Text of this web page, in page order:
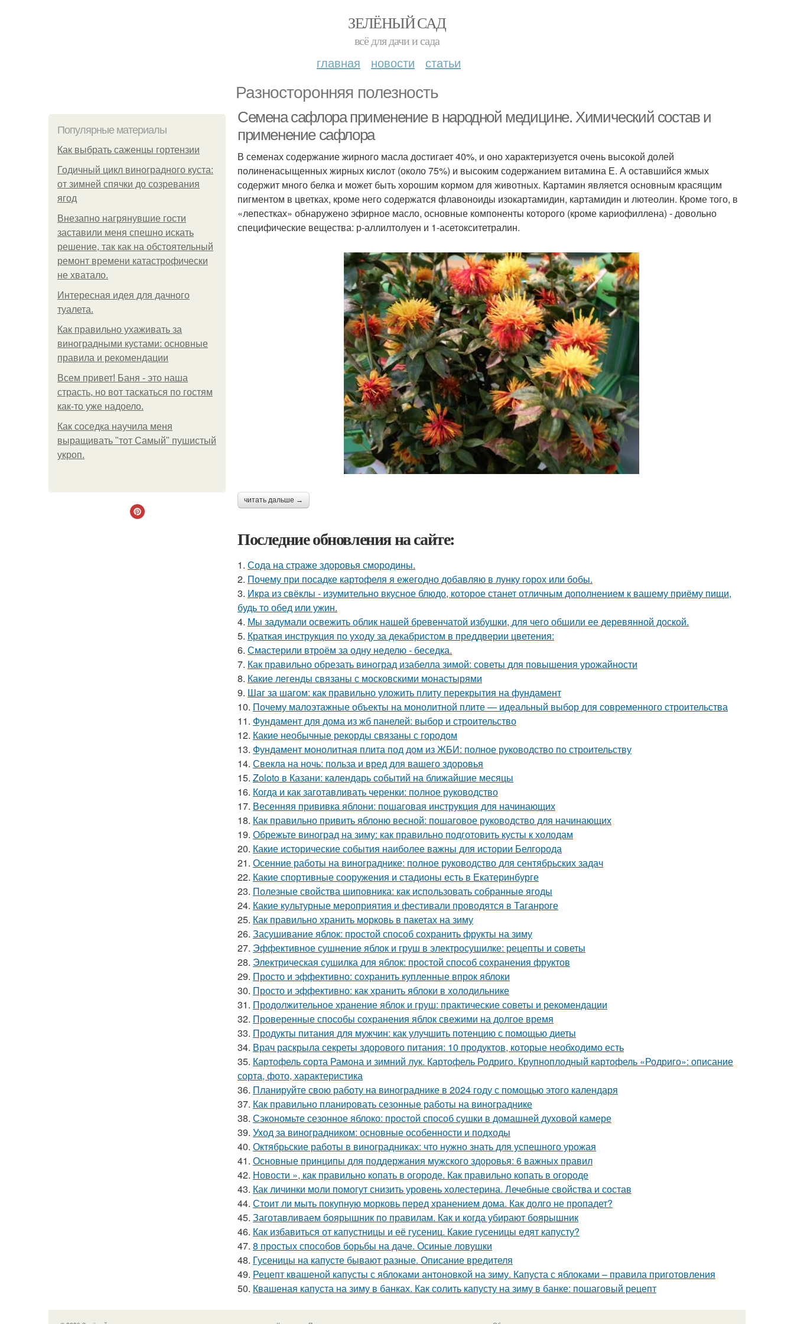
ЗЕЛЁНЫЙ САД
всё для дачи и сада
главная новости статьи
Разносторонняя полезность
Популярные материалы
Как выбрать саженцы гортензии
Годичный цикл виноградного куста:
от зимней спячки до созревания
ягод
Внезапно нагрянувшие гости
заставили меня спешно искать
решение, так как на обстоятельный
ремонт времени катастрофически
не хватало.
Интересная идея для дачного
туалета.
Как правильно ухаживать за
виноградными кустами: основные
правила и рекомендации
Всем привет! Баня - это наша
страсть, но вот таскаться по гостям
как-то уже надоело.
Как соседка научила меня
выращивать "тот Самый" пушистый
укроп.
Семена сафлора применение в народной медицине. Химический состав и
применение сафлора
В семенах содержание жирного масла достигает 40%, и оно характеризуется очень высокой долей
полиненасыщенных жирных кислот (около 75%) и высоким содержанием витамина Е. А оставшийся жмых
содержит много белка и может быть хорошим кормом для животных. Картамин является основным красящим
пигментом в цветках, кроме него содержатся флавоноиды изокартамидин, картамидин и лютеолин. Кроме того, в
«лепестках» обнаружено эфирное масло, основные компоненты которого (кроме кариофиллена) - довольно
специфические вещества: р-аллилтолуен и 1-асетокситетралин.
читать дальше →
Последние обновления на сайте:
1. Сода на страже здоровья смородины.
2. Почему при посадке картофеля я ежегодно добавляю в лунку горох или бобы.
3. Икра из свёклы - изумительно вкусное блюдо, которое станет отличным дополнением к вашему приёму пищи,
будь то обед или ужин.
4. Мы задумали освежить облик нашей бревенчатой избушки, для чего обшили ее деревянной доской.
5. Краткая инструкция по уходу за декабристом в преддверии цветения:
6. Смастерили втроём за одну неделю - беседка.
7. Как правильно обрезать виноград изабелла зимой: советы для повышения урожайности
8. Какие легенды связаны с московскими монастырями
9. Шаг за шагом: как правильно уложить плиту перекрытия на фундамент
10. Почему малоэтажные объекты на монолитной плите — идеальный выбор для современного строительства
11. Фундамент для дома из жб панелей: выбор и строительство
12. Какие необычные рекорды связаны с городом
13. Фундамент монолитная плита под дом из ЖБИ: полное руководство по строительству
14. Свекла на ночь: польза и вред для вашего здоровья
15. Zoloto в Казани: календарь событий на ближайшие месяцы
16. Когда и как заготавливать черенки: полное руководство
17. Весенняя прививка яблони: пошаговая инструкция для начинающих
18. Как правильно привить яблоню весной: пошаговое руководство для начинающих
19. Обрежьте виноград на зиму: как правильно подготовить кусты к холодам
20. Какие исторические события наиболее важны для истории Белгорода
21. Осенние работы на винограднике: полное руководство для сентябрьских задач
22. Какие спортивные сооружения и стадионы есть в Екатеринбурге
23. Полезные свойства шиповника: как использовать собранные ягоды
24. Какие культурные мероприятия и фестивали проводятся в Таганроге
25. Как правильно хранить морковь в пакетах на зиму
26. Засушивание яблок: простой способ сохранить фрукты на зиму
27. Эффективное сушнение яблок и груш в электросушилке: рецепты и советы
28. Электрическая сушилка для яблок: простой способ сохранения фруктов
29. Просто и эффективно: сохранить купленные впрок яблоки
30. Просто и эффективно: как хранить яблоки в холодильнике
31. Продолжительное хранение яблок и груш: практические советы и рекомендации
32. Проверенные способы сохранения яблок свежими на долгое время
33. Продукты питания для мужчин: как улучшить потенцию с помощью диеты
34. Врач раскрыла секреты здорового питания: 10 продуктов, которые необходимо есть
35. Картофель сорта Рамона и зимний лук. Картофель Родриго. Крупноплодный картофель «Родриго»: описание
сорта, фото, характеристика
36. Планируйте свою работу на винограднике в 2024 году с помощью этого календаря
37. Как правильно планировать сезонные работы на винограднике
38. Сэкономьте сезонное яблоко: простой способ сушки в домашней духовой камере
39. Уход за виноградником: основные особенности и подходы
40. Октябрьские работы в виноградниках: что нужно знать для успешного урожая
41. Основные принципы для поддержания мужского здоровья: 6 важных правил
42. Новости », как правильно копать в огороде. Как правильно копать в огороде
43. Как личинки моли помогут снизить уровень холестерина. Лечебные свойства и состав
44. Стоит ли мыть покупную морковь перед хранением дома. Как долго не пропадет?
45. Заготавливаем боярышник по правилам. Как и когда убирают боярышник
46. Как избавиться от капустницы и её гусениц. Какие гусеницы едят капусту?
47. 8 простых способов борьбы на даче. Осиные ловушки
48. Гусеницы на капусте бывают разные. Описание вредителя
49. Рецепт квашеной капусты с яблоками антоновкой на зиму. Капуста с яблоками – правила приготовления
50. Квашеная капуста на зиму в банках. Как солить капусту на зиму в банке: пошаговый рецепт